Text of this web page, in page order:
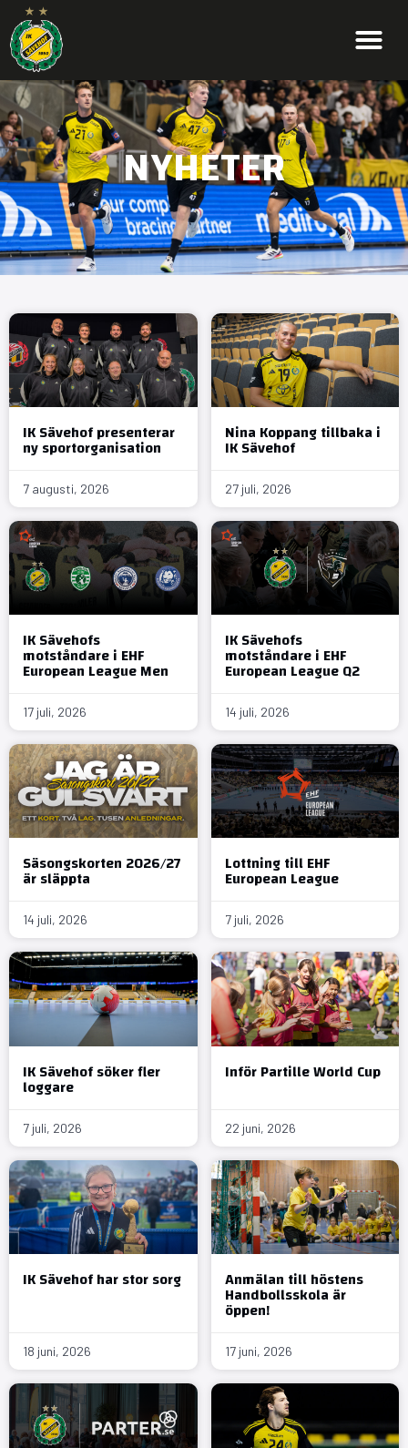
NYHETER
IK Sävehof presenterar
ny sportorganisation
7 augusti, 2026
Nina Koppang tillbaka i
IK Sävehof
27 juli, 2026
IK Sävehofs
motståndare i EHF
European League Men
17 juli, 2026
IK Sävehofs
motståndare i EHF
European League Q2
14 juli, 2026
Säsongskorten 2026/27
är släppta
14 juli, 2026
Lottning till EHF
European League
7 juli, 2026
IK Sävehof söker fler
loggare
7 juli, 2026
Inför Partille World Cup
22 juni, 2026
IK Sävehof har stor sorg
18 juni, 2026
Anmälan till höstens
Handbollsskola är
öppen!
17 juni, 2026